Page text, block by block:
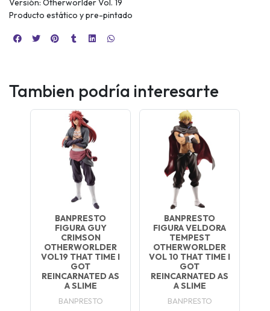
Producto estático y pre-pintado
Tambien podría interesarte
BANPRESTO
FIGURA GUY
CRIMSON
OTHERWORLDER
VOL19 THAT TIME I
GOT
REINCARNATED AS
A SLIME
BANPRESTO
BANPRESTO
FIGURA VELDORA
TEMPEST
OTHERWORLDER
VOL 10 THAT TIME I
GOT
REINCARNATED AS
A SLIME
BANPRESTO